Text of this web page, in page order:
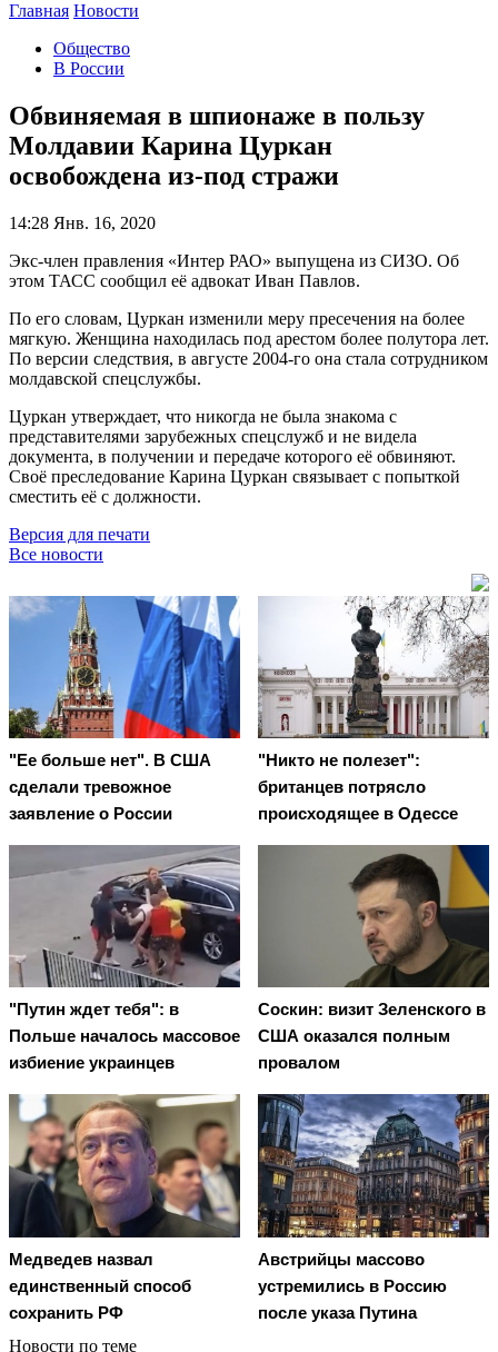
Главная Новости
Общество
В России
Обвиняемая в шпионаже в пользу
Молдавии Карина Цуркан
освобождена из-под стражи
14:28 Янв. 16, 2020
Экс-член правления «Интер РАО» выпущена из СИЗО. Об
этом ТАСС сообщил её адвокат Иван Павлов.
По его словам, Цуркан изменили меру пресечения на более
мягкую. Женщина находилась под арестом более полутора лет.
По версии следствия, в августе 2004-го она стала сотрудником
молдавской спецслужбы.
Цуркан утверждает, что никогда не была знакома с
представителями зарубежных спецслужб и не видела
документа, в получении и передаче которого её обвиняют.
Своё преследование Карина Цуркан связывает с попыткой
сместить её с должности.
Версия для печати
Все новости
"Ее больше нет". В США
сделали тревожное
заявление о России
"Никто не полезет":
британцев потрясло
происходящее в Одессе
"Путин ждет тебя": в
Польше началось массовое
избиение украинцев
Соскин: визит Зеленского в
США оказался полным
провалом
Медведев назвал
единственный способ
сохранить РФ
Австрийцы массово
устремились в Россию
после указа Путина
Новости по теме